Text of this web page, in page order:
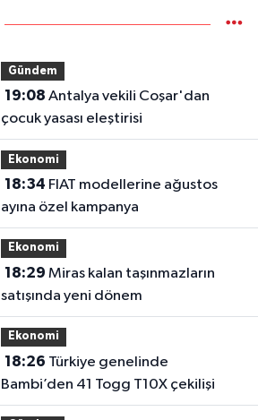
Gündem
19:08
çocuk yasası eleştirisi
Ekonomi
18:34
ayına özel kampanya
Ekonomi
18:29
satışında yeni dönem
Ekonomi
18:26
Bambi’den 41 Togg T10X çekilişi